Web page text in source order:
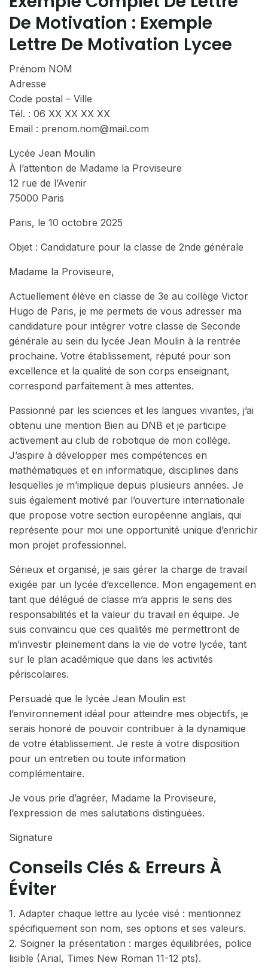
De Motivation : Exemple
Lettre De Motivation Lycee
Prénom NOM
Adresse
Code postal – Ville
Tél. : 06 XX XX XX XX
Email : prenom.nom@mail.com
Lycée Jean Moulin
À l’attention de Madame la Proviseure
12 rue de l’Avenir
75000 Paris
Paris, le 10 octobre 2025
Objet : Candidature pour la classe de 2nde générale
Madame la Proviseure,
Actuellement élève en classe de 3e au collège Victor
Hugo de Paris, je me permets de vous adresser ma
candidature pour intégrer votre classe de Seconde
générale au sein du lycée Jean Moulin à la rentrée
prochaine. Votre établissement, réputé pour son
excellence et la qualité de son corps enseignant,
correspond parfaitement à mes attentes.
Passionné par les sciences et les langues vivantes, j’ai
obtenu une mention Bien au DNB et je participe
activement au club de robotique de mon collège.
J’aspire à développer mes compétences en
mathématiques et en informatique, disciplines dans
lesquelles je m’implique depuis plusieurs années. Je
suis également motivé par l’ouverture internationale
que propose votre section européenne anglais, qui
représente pour moi une opportunité unique d’enrichir
mon projet professionnel.
Sérieux et organisé, je sais gérer la charge de travail
exigée par un lycée d’excellence. Mon engagement en
tant que délégué de classe m’a appris le sens des
responsabilités et la valeur du travail en équipe. Je
suis convaincu que ces qualités me permettront de
m’investir pleinement dans la vie de votre lycée, tant
sur le plan académique que dans les activités
périscolaires.
Persuadé que le lycée Jean Moulin est
l’environnement idéal pour atteindre mes objectifs, je
serais honoré de pouvoir contribuer à la dynamique
de votre établissement. Je reste à votre disposition
pour un entretien ou toute information
complémentaire.
Je vous prie d’agréer, Madame la Proviseure,
l’expression de mes salutations distinguées.
Signature
Conseils Clés & Erreurs À
Éviter
1. Adapter chaque lettre au lycée visé : mentionnez
spécifiquement son nom, ses options et ses valeurs.
2. Soigner la présentation : marges équilibrées, police
lisible (Arial, Times New Roman 11-12 pts).